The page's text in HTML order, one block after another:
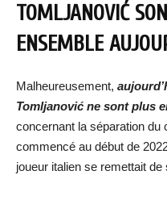
TOMLJANOVIĆ
ENSEMBLE
Malheureusement,
Tomljanović ne sont plus
concernant la séparation du
commencé au début de
joueur italien se remettait